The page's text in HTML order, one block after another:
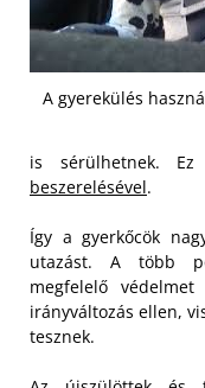
A gyerekülés
is sérülhetnek. Ez
beszerelésével.
Így a gyerkőcök
utazást. A több
megfelelő
irányváltozás ellen,
tesznek.